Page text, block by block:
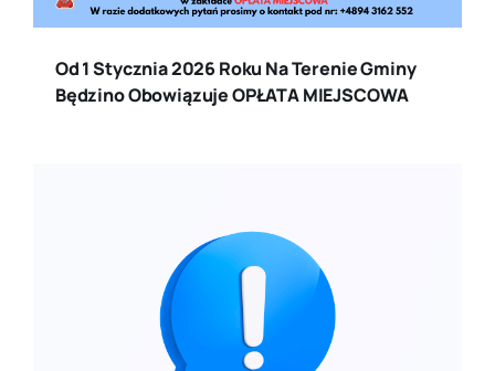
Od 1 Stycznia 2026 Roku Na Terenie Gminy
Będzino Obowiązuje OPŁATA MIEJSCOWA